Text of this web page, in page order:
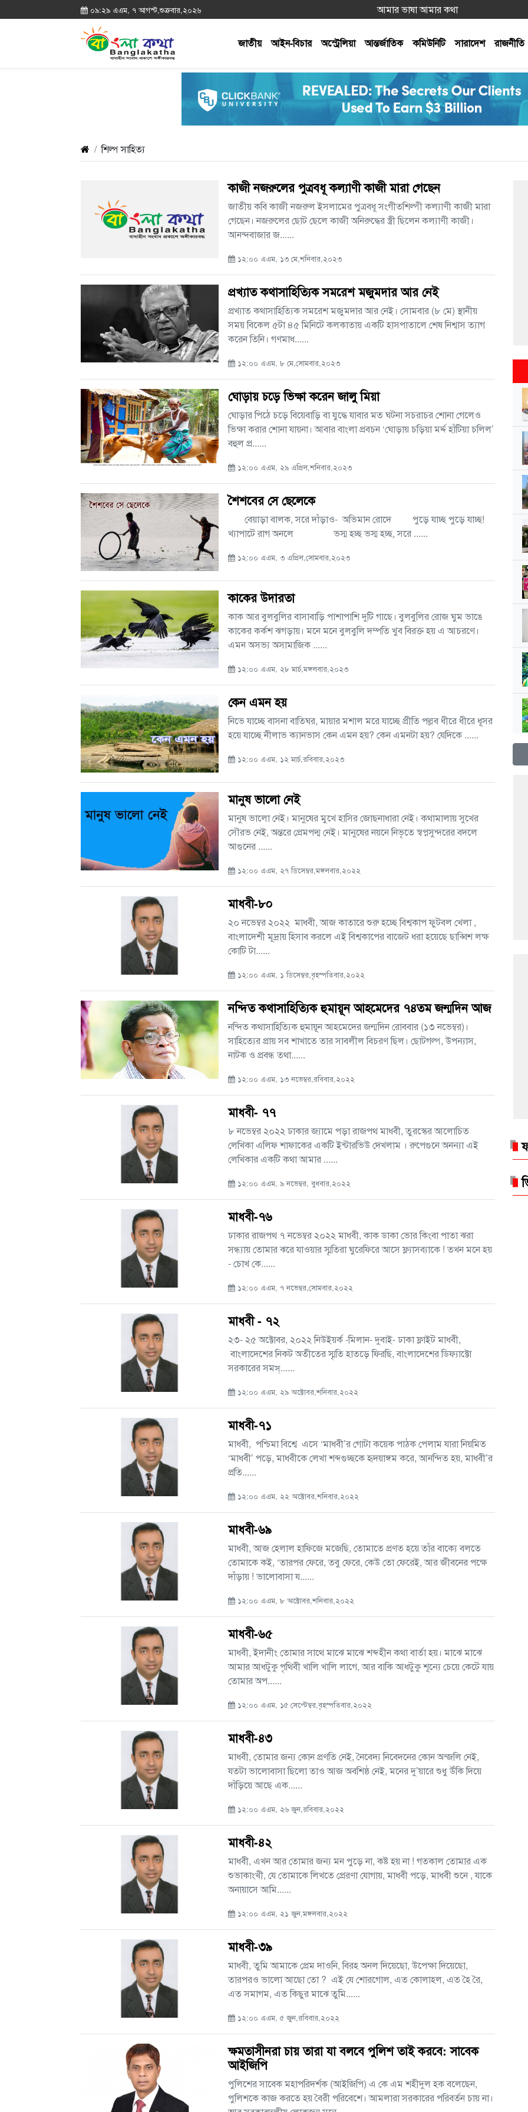
০৯:২৯ এএম, ৭ আগস্ট,শুক্রবার,২০২৬ আমার ভাষা আমার কথা
জাতীয় আইন-বিচার অস্ট্রেলিয়া আন্তর্জাতিক কমিউনিটি সারাদেশ রাজনীতি
শিল্প সাহিত্য
কাজী নজরুলের পুত্রবধূ কল্যাণী কাজী মারা গেছেন
জাতীয় কবি কাজী নজরুল ইসলামের পুত্রবধূ সংগীতশিল্পী কল্যাণী কাজী মারা
গেছেন। নজরুলের ছোট ছেলে কাজী অনিরুদ্ধের স্ত্রী ছিলেন কল্যাণী কাজী।
আনন্দবাজার জ......
১২:০০ এএম, ১৩ মে,শনিবার,২০২৩
প্রখ্যাত কথাসাহিত্যিক সমরেশ মজুমদার আর নেই
প্রখ্যাত কথাসাহিত্যিক সমরেশ মজুমদার আর নেই। সোমবার (৮ মে) স্থানীয়
সময় বিকেল ৫টা ৪৫ মিনিটে কলকাতায় একটি হাসপাতালে শেষ নিশ্বাস ত্যাগ
করেন তিনি। গণমাধ......
১২:০০ এএম, ৮ মে,সোমবার,২০২৩
ঘোড়ায় চড়ে ভিক্ষা করেন জালু মিয়া
ঘোড়ার পিঠে চড়ে বিয়েবাড়ি বা যুদ্ধে যাবার মত ঘটনা সচরাচর শোনা গেলেও
ভিক্ষা করার শোনা যায়না। আবার বাংলা প্রবচন ‘ঘোড়ায় চড়িয়া মর্দ্দ হাঁটিয়া চলিল’
বহুল প্র......
১২:০০ এএম, ২৯ এপ্রিল,শনিবার,২০২৩
শৈশবের সে ছেলেকে
বেয়াড়া বালক, সরে দাঁড়াও- অভিমান রোদে পুড়ে যাচ্ছ পুড়ে যাচ্ছ!
খ্যাপাটে রাগ অনলে ভস্ম হচ্ছ ভস্ম হচ্ছ, সরে ......
১২:০০ এএম, ৩ এপ্রিল,সোমবার,২০২৩
কাকের উদারতা
কাক আর বুলবুলির বাসাবাড়ি পাশাপাশি দুটি গাছে। বুলবুলির রোজ ঘুম ভাঙে
কাকের কর্কশ ঝগড়ায়। মনে মনে বুলবুলি দম্পতি খুব বিরক্ত হয় এ আচরণে।
এমন অসভ্য অসামাজিক ......
১২:০০ এএম, ২৮ মার্চ,মঙ্গলবার,২০২৩
কেন এমন হয়
নিভে যাচ্ছে বাসনা বাতিঘর, মায়ার মশাল মরে যাচ্ছে প্রীতি পল্লব ধীরে ধীরে ধূসর
হয়ে যাচ্ছে নীলাভ ক্যানভাস কেন এমন হয়? কেন এমনটা হয়? যেদিকে ......
১২:০০ এএম, ১২ মার্চ,রবিবার,২০২৩
মানুষ ভালো নেই
মানুষ ভালো নেই। মানুষের মুখে হাসির জোছনাধারা নেই। কথামালায় সুখের
সৌরভ নেই, অন্তরে প্রেমপদ্ম নেই। মানুষের নয়নে নিভৃতে স্বপ্নসুন্দরের বদলে
আগুনের ......
১২:০০ এএম, ২৭ ডিসেম্বর,মঙ্গলবার,২০২২
মাধবী-৮০
২০ নভেম্বর ২০২২ মাধবী, আজ কাতারে শুরু হচ্ছে বিশ্বকাপ ফুটবল খেলা ,
বাংলাদেশী মূদ্রায় হিসাব করলে এই বিশ্বকাপের বাজেট ধরা হয়েছে ছাব্বিশ লক্ষ
কোটি টা......
১২:০০ এএম, ১ ডিসেম্বর,বৃহস্পতিবার,২০২২
নন্দিত কথাসাহিত্যিক হুমায়ূন আহমেদের ৭৪তম জন্মদিন আজ
নন্দিত কথাসাহিত্যিক হুমায়ূন আহমেদের জন্মদিন রোববার (১৩ নভেম্বর)।
সাহিত্যের প্রায় সব শাখাতে তার সাবলীল বিচরণ ছিল। ছোটগল্প, উপন্যাস,
নাটক ও প্রবন্ধ তথা......
১২:০০ এএম, ১৩ নভেম্বর,রবিবার,২০২২
মাধবী- ৭৭
৮ নভেম্বর ২০২২ ঢাকার জ্যামে পড়া রাজপথ মাধবী, তুরস্কের আলোচিত
লেখিকা এলিফ শাফাকের একটি ইন্টারভিউ দেখলাম । রুপেগুনে অনন্যা এই
লেখিকার একটি কথা আমার ......
১২:০০ এএম, ৯ নভেম্বর, বুধবার,২০২২
মাধবী-৭৬
ঢাকার রাজপথ ৭ নভেম্বর ২০২২ মাধবী, কাক ডাকা ভোর কিংবা পাতা ঝরা
সন্ধ্যায় তোমার ঝরে যাওয়ার স্মৃতিরা ঘুরেফিরে আসে ফ্ল্যাসব্যাকে ! তখন মনে হয়
- চোখ কে......
১২:০০ এএম, ৭ নভেম্বর,সোমবার,২০২২
মাধবী - ৭২
২৩- ২৫ অক্টোবর, ২০২২ নিউইয়র্ক -মিলান- দুবাই- ঢাকা ফ্লাইট মাধবী,
বাংলাদেশের নিকট অতীতের স্মৃতি হাতড়ে ফিরছি, বাংলাদেশের ডিফ্যাক্টো
সরকারের সমস্......
১২:০০ এএম, ২৯ অক্টোবর,শনিবার,২০২২
মাধবী-৭১
মাধবী, পশ্চিমা বিশ্বে এসে ‘মাধবী’র গোটা কয়েক পাঠক পেলাম যারা নিয়মিত
‘মাধবী’ পড়ে, মাধবীকে লেখা শব্দগুচ্ছকে হৃদয়াঙ্গম করে, আনন্দিত হয়, মাধবী’র
প্রতি......
১২:০০ এএম, ২২ অক্টোবর,শনিবার,২০২২
মাধবী-৬৯
মাধবী, আজ হেলাল হাফিজে মজেছি, তোমাতে প্রণত হয়ে তাঁর বাক্যে বলতে
তোমাকে কই, ‘তারপর ফেরে, তবু ফেরে, কেউ তো ফেরেই, আর জীবনের পক্ষে
দাঁড়ায় ! ভালোবাসা য......
১২:০০ এএম, ৮ অক্টোবর,শনিবার,২০২২
মাধবী-৬৫
মাধবী, ইদানীং তোমার সাথে মাঝে মাঝে শব্দহীন কথা বার্তা হয়। মাঝে মাঝে
আমার আধটুকু পৃথিবী খালি খালি লাগে, আর বাকি আধটুকু শূন্যে চেয়ে কেটে যায়
তোমার অপ......
১২:০০ এএম, ১৫ সেপ্টেম্বর,বৃহস্পতিবার,২০২২
মাধবী-৪৩
মাধবী, তোমার জন্য কোন প্রণতি নেই, নৈবেদ্য নিবেদনের কোন অন্জলি নেই,
যতটা ভালোবাসা ছিলো তাও আজ অবশিষ্ঠ নেই, মনের দু’য়ারে শুধু উঁকি দিয়ে
দাঁড়িয়ে আছে এক......
১২:০০ এএম, ২৬ জুন,রবিবার,২০২২
মাধবী-৪২
মাধবী, এখন আর তোমার জন্য মন পুড়ে না, কষ্ট হয় না ! গতকাল তোমার এক
শুভাকাংখী, যে তোমাকে লিখতে প্রেরণা যোগায়, মাধবী পড়ে, মাধবী শুনে , যাকে
অনায়াসে আমি......
১২:০০ এএম, ২১ জুন,মঙ্গলবার,২০২২
মাধবী-৩৯
মাধবী, তুমি আমাকে প্রেম দাওনি, বিরহ অনল দিয়েছো, উপেক্ষা দিয়েছো,
তারপরও ভালো আছো তো ? এই যে শোরগোল, এত কোলাহল, এত হৈ রৈ,
এত সমাগম, এত কিছুর মাঝে তুমি......
১২:০০ এএম, ৫ জুন,রবিবার,২০২২
ক্ষমতাসীনরা চায় তারা যা বলবে পুলিশ তাই করবে: সাবেক
আইজিপি
পুলিশের সাবেক মহাপরিদর্শক (আইজিপি) এ কে এম শহীদুল হক বলেছেন,
পুলিশকে কাজ করতে হয় বৈরী পরিবেশে। আমলারা সরকারের পরিবর্তন চায় না।